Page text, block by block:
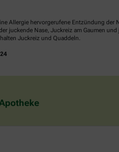
Allergie hervorgerufene Entzündung der
juckende Nase, Juckreiz am Gaumen
Juckreiz und Quaddeln.